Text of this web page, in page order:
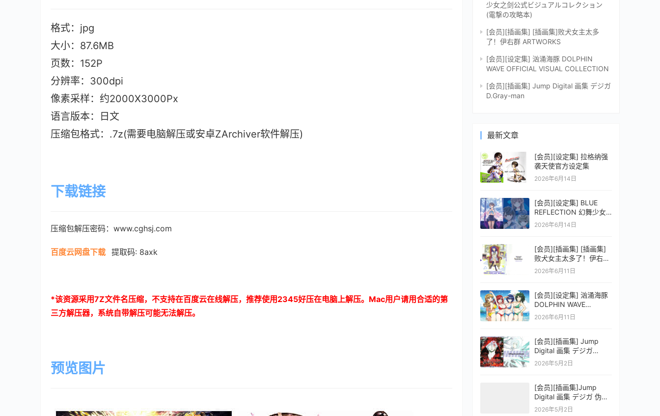
格式：jpg
大小：87.6MB
页数：152P
分辨率：300dpi
像素采样：约2000X3000Px
语言版本：日文
压缩包格式：.7z(需要电脑解压或安卓ZArchiver软件解压)
下载链接
压缩包解压密码：www.cghsj.com
百度云网盘下载 提取码: 8axk
*该资源采用7Z文件名压缩，不支持在百度云在线解压，推荐使用 2345好压在电脑上解压。 Mac用户请用合适的第
三方解压器，系统自带解压可能无法解压。
预览图片
少女之剑公式ビジュアルコレクション
(電撃の攻略本)
[会员][插画集] [插画集]败犬女主太多
了！伊右群 ARTWORKS
[会员][设定集] 汹涌海豚 DOLPHIN
WAVE OFFICIAL VISUAL COLLECTION
[会员][插画集] Jump Digital 画集 デジガ
D.Gray-man
最新文章
[会员][设定集] 拉格纳强
袭天使官方设定集
2026年6月14日
[会员][设定集] BLUE
REFLECTION 幻舞少女
之剑公式ビジュアルコレ
2026年6月14日
[会员][插画集] [插画集]
败犬女主太多了！伊右群
ARTWORKS
2026年6月11日
[会员][设定集] 汹涌海豚
DOLPHIN WAVE
OFFICIAL VISUAL
2026年6月11日
[会员][插画集] Jump
Digital 画集 デジガ
D.Gray-man
2026年5月2日
[会员][插画集]Jump
Digital 画集 デジガ 伪恋
ニセコイ 3
2026年5月2日